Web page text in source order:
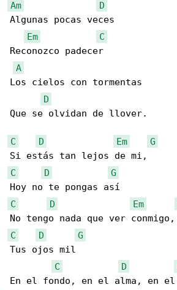
Am
D
Algunas pocas veces
Em
C
Reconozco padecer
A
Los cielos con tormentas
D
Que se olvidan de llover.
C D Em
G
C
D
G
C
D Em
C
D
G
Tus ojos mil
C
D